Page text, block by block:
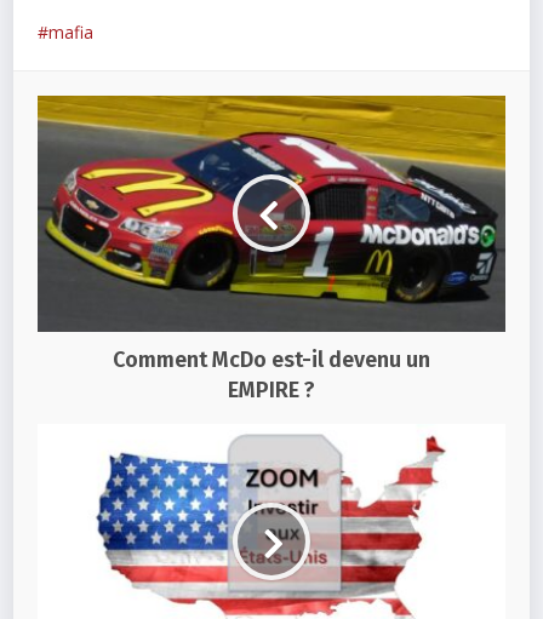
mafia
Comment McDo est-il devenu un
EMPIRE ?